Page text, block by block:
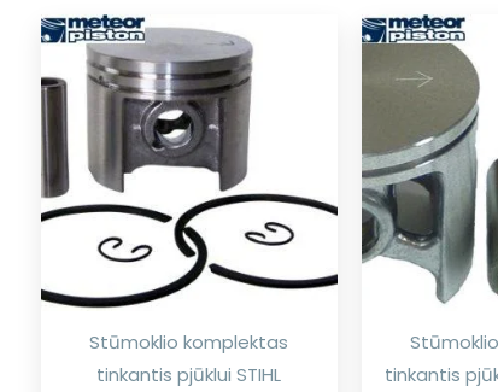
Stūmoklio komplektas
tinkantis pjūklui STIHL
tinkantis